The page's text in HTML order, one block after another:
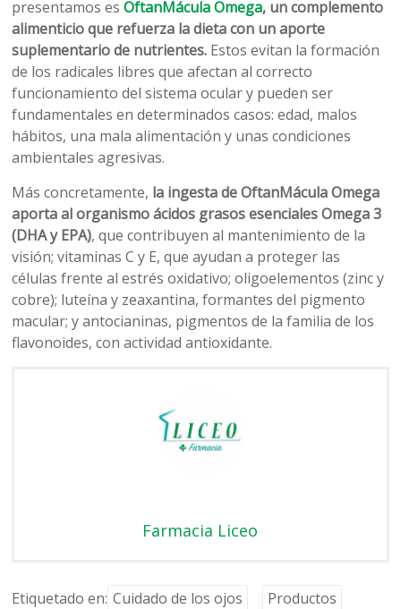
presentamos es OftanMácula Omega, un complemento
alimenticio que refuerza la dieta con un aporte
suplementario de nutrientes. Estos evitan la formación
de los radicales libres que afectan al correcto
funcionamiento del sistema ocular y pueden ser
fundamentales en determinados casos: edad, malos
hábitos, una mala alimentación y unas condiciones
ambientales agresivas.
Más concretamente, la ingesta de OftanMácula Omega
aporta al organismo ácidos grasos esenciales Omega 3
(DHA y EPA), que contribuyen al mantenimiento de la
visión; vitaminas C y E, que ayudan a proteger las
células frente al estrés oxidativo; oligoelementos (zinc y
cobre); luteína y zeaxantina, formantes del pigmento
macular; y antocianinas, pigmentos de la familia de los
flavonoides, con actividad antioxidante.
Farmacia Liceo
Etiquetado en: Cuidado de los ojos Productos